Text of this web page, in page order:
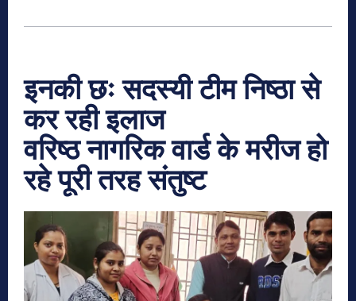
इनकी छः सदस्यी टीम निष्ठा से
कर रही इलाज
वरिष्ठ नागरिक वार्ड के मरीज हो
रहे पूरी तरह संतुष्ट